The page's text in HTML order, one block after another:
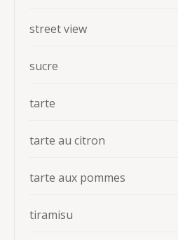
street view
sucre
tarte
tarte au citron
tarte aux pommes
tiramisu